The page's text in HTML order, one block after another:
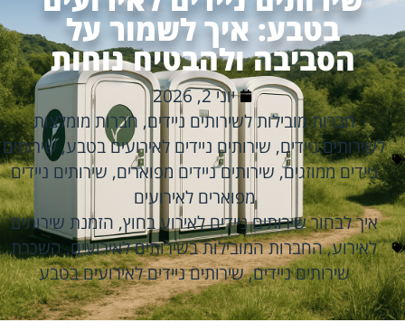
בטבע: איך לשמור על
הסביבה ולהבטיח נוחות
יוני 2, 2026
חברות מובילות לשירותים ניידים, חברות מומלצות
לשירותים ניידים, שירותים ניידים לאירועים בטבע,שירותים
ניידים ממוזגים, שירותים ניידים מפוארים, שירותים ניידים
מפוארים לאירועים
איך לבחור שירותים ניידים לאירוע בחוץ, הזמנת שירותים
לאירוע,החברות המובילות בשירותים לאירועים,השכרת
שירותים ניידים,שירותים ניידים לאירועים בטבע